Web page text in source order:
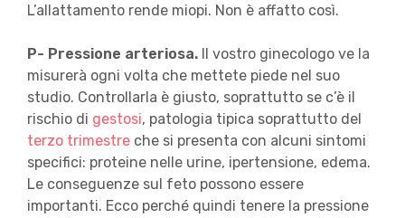
L’allattamento rende miopi. Non è affatto così.
P- Pressione arteriosa.Il vostro ginecologo ve la
misurerà ogni volta che mettete piede nel suo
studio. Controllarla è giusto, soprattutto se c’è il
rischio di gestosi, patologia tipica soprattutto del
terzo trimestreche si presenta con alcuni sintomi
specifici: proteine nelle urine, ipertensione, edema.
Le conseguenze sul feto possono essere
importanti. Ecco perché quindi tenere la pressione